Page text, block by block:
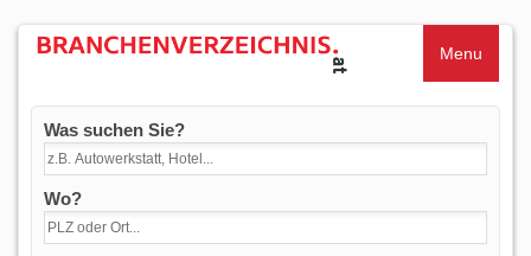
Menu
Was suchen Sie?
Wo?